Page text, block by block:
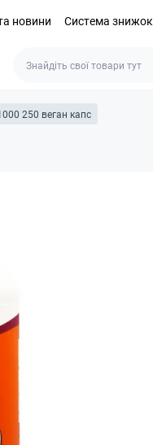
новини Система знижок
250 веган капс